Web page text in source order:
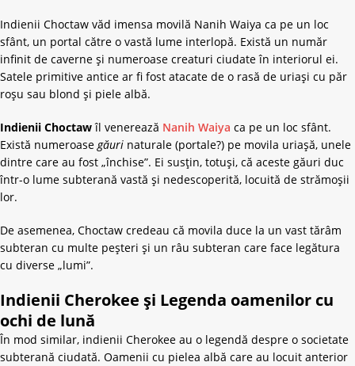
Indienii Choctaw văd imensa movilă Nanih Waiya ca pe un loc
sfânt, un portal către o vastă lume interlopă. Există un număr
infinit de caverne și numeroase creaturi ciudate în interiorul ei.
Satele primitive antice ar fi fost atacate de o rasă de uriași cu păr
roșu sau blond și piele albă.
Indienii Choctawîl venerează Nanih Waiya ca pe un loc sfânt.
Există numeroasegăuri naturale (portale?) pe movila uriașă, unele
dintre care au fost „închise”. Ei susțin, totuși, că aceste găuri duc
într-o lume subterană vastă și nedescoperită, locuită de strămoșii
lor.
De asemenea, Choctaw credeau că movila duce la un vast tărâm
subteran cu multe peșteri și un râu subteran care face legătura
cu diverse „lumi”.
Indienii Cherokee și Legenda oamenilor cu
ochi de lună
În mod similar, indienii Cherokee au o legendă despre o societate
subterană ciudată. Oamenii cu pielea albă care au locuit anterior